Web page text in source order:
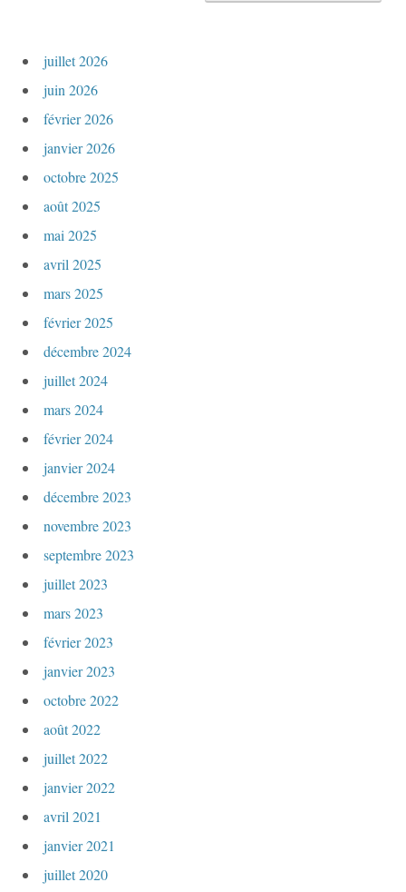
a
i
o
n
a
r
t
i
l
e
s
juillet 2026
juin 2026
février 2026
janvier 2026
octobre 2025
août 2025
mai 2025
avril 2025
mars 2025
février 2025
décembre 2024
juillet 2024
mars 2024
février 2024
janvier 2024
décembre 2023
novembre 2023
septembre 2023
juillet 2023
mars 2023
février 2023
janvier 2023
octobre 2022
août 2022
juillet 2022
janvier 2022
avril 2021
janvier 2021
juillet 2020